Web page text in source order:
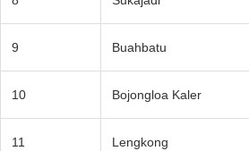
9 Buahbatu
10 Bojongloa Kaler
11 Lengkong